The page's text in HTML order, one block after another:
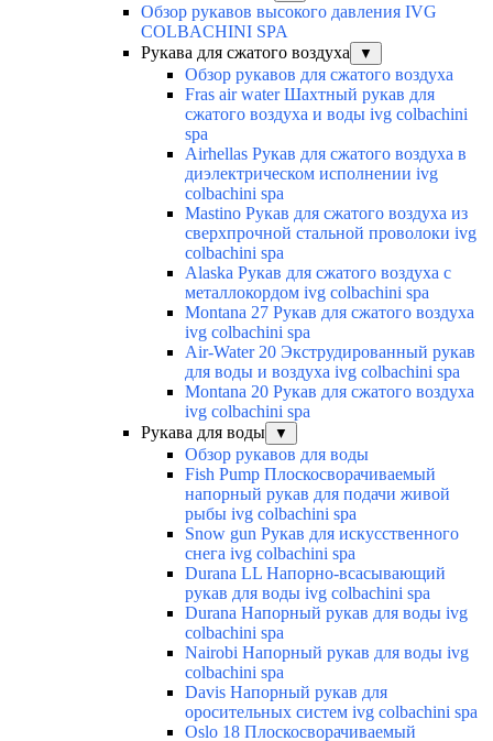
Обзор рукавов высокого давления IVG
COLBACHINI SPA
Рукава для сжатого воздуха
▼
Обзор рукавов для сжатого воздуха
Fras air water Шахтный рукав для
сжатого воздуха и воды ivg colbachini
spa
Airhellas Рукав для сжатого воздуха в
диэлектрическом исполнении ivg
colbachini spa
Mastino Рукав для сжатого воздуха из
сверхпрочной стальной проволоки ivg
colbachini spa
Alaska Рукав для сжатого воздуха с
металлокордом ivg colbachini spa
Montana 27 Рукав для сжатого воздуха
ivg colbachini spa
Air-Water 20 Экструдированный рукав
для воды и воздуха ivg colbachini spa
Montana 20 Рукав для сжатого воздуха
ivg colbachini spa
Рукава для воды
▼
Обзор рукавов для воды
Fish Pump Плоскосворачиваемый
напорный рукав для подачи живой
рыбы ivg colbachini spa
Snow gun Рукав для искусственного
снега ivg colbachini spa
Durana LL Напорно-всасывающий
рукав для воды ivg colbachini spa
Durana Напорный рукав для воды ivg
colbachini spa
Nairobi Напорный рукав для воды ivg
colbachini spa
Davis Напорный рукав для
оросительных систем ivg colbachini spa
Oslo 18 Плоскосворачиваемый